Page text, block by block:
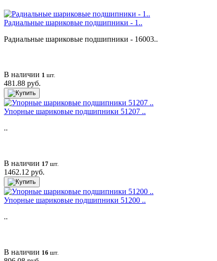
Радиальные шариковые подшипники - 1..
Радиальные шариковые подшипники - 16003..
В наличии 1 шт.
481.88 руб.
Упорные шариковые подшипники 51207 ..
..
В наличии 17 шт.
1462.12 руб.
Упорные шариковые подшипники 51200 ..
..
В наличии 16 шт.